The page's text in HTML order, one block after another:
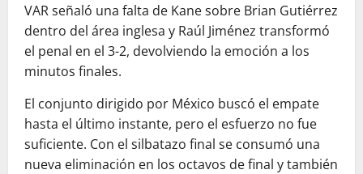
VAR señaló una falta de Kane sobre Brian Gutiérrez
dentro del área inglesa y Raúl Jiménez transformó
el penal en el 3-2, devolviendo la emoción a los
minutos finales.
El conjunto dirigido por México buscó el empate
hasta el último instante, pero el esfuerzo no fue
suficiente. Con el silbatazo final se consumó una
nueva eliminación en los octavos de final y también